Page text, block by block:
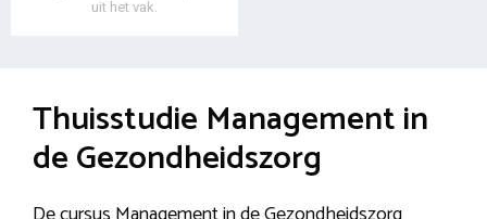
uit het vak.
Thuisstudie Management in
de Gezondheidszorg